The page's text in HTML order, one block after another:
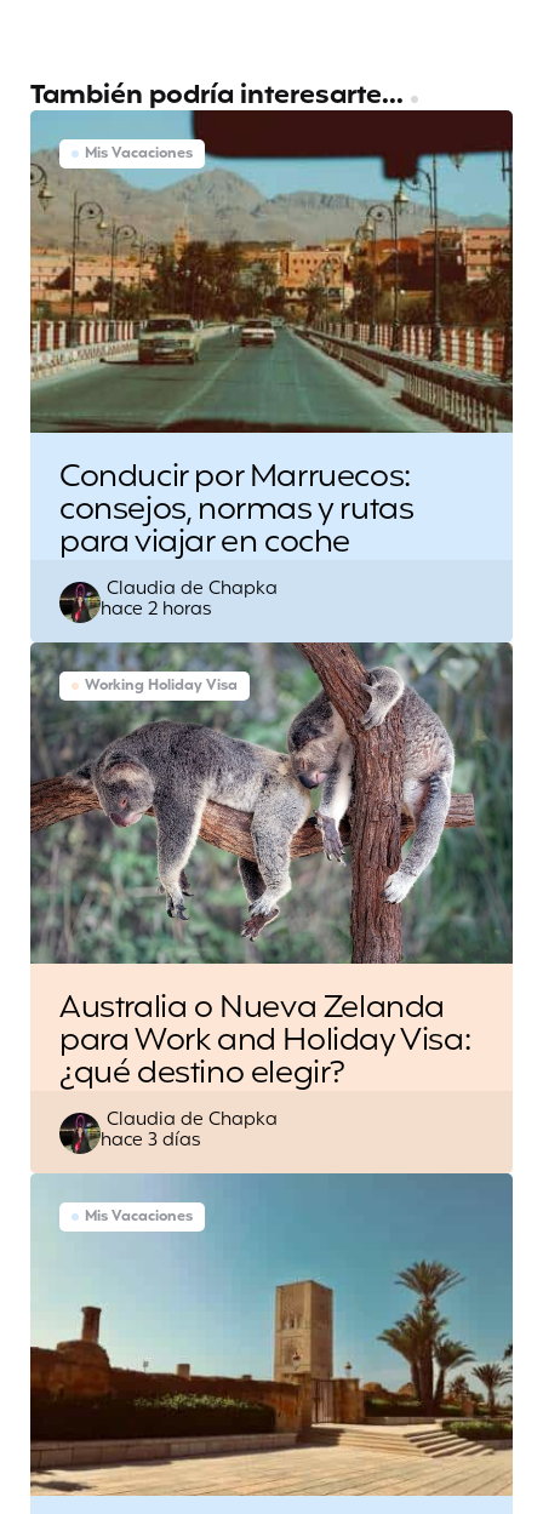
También podría interesarte...
Mis Vacaciones
Conducir por Marruecos:
consejos, normas y rutas
para viajar en coche
Escrito
por
Claudia de Chapka
hace 2 horas
Working Holiday Visa
Australia o Nueva Zelanda
para Work and Holiday Visa:
¿qué destino elegir?
Escrito
por
Claudia de Chapka
hace 3 días
Mis Vacaciones